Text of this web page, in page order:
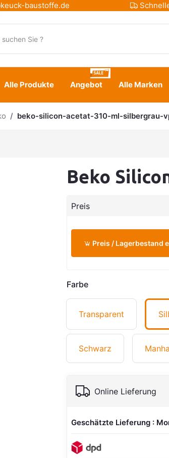
baustoffe.de
Alle Produkte Angebot Alle Marken
beko-silicon-acetat-310-ml-silbergrau-
Beko
Preis
Preis / Lagerbestand
Farbe
Transparent
Schwarz
Online Lieferung
Geschätzte Lieferung :